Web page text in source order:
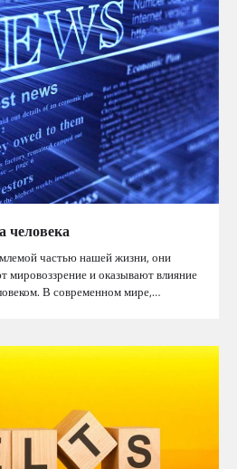
человека
частью нашей жизни, они
и оказывают влияние
В современном мире,…